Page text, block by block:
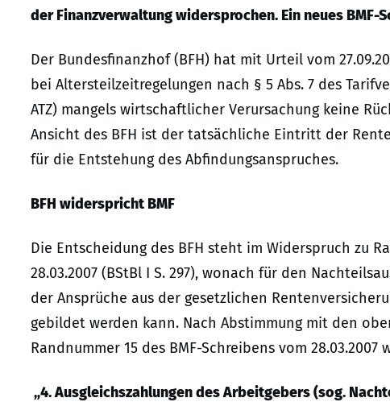
der Finanzverwaltung widersprochen. Ein neues
Der Bundesfinanzhof (BFH) hat mit Urteil vom
bei Altersteilzeitregelungen nach § 5 Abs. 7 des
ATZ) mangels wirtschaftlicher Verursachung keine
Ansicht des BFH ist der tatsächliche Eintritt der
für die Entstehung des Abfindungsanspruches.
BFH widerspricht BMF
Die Entscheidung des BFH steht im Widerspruch zu
28.03.2007 (BStBl I S. 297), wonach für den
der Ansprüche aus der gesetzlichen
gebildet werden kann. Nach Abstimmung mit den
Randnummer 15 des BMF-Schreibens vom 28.03.2007
„4. Ausgleichszahlungen des Arbeitgebers (sog.